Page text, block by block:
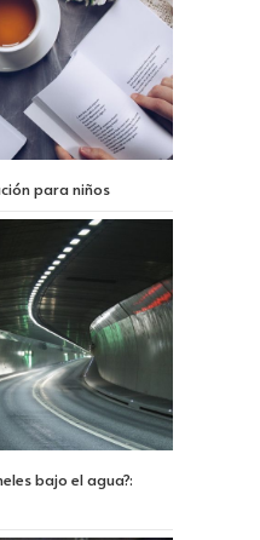
para niños
bajo el agua?: